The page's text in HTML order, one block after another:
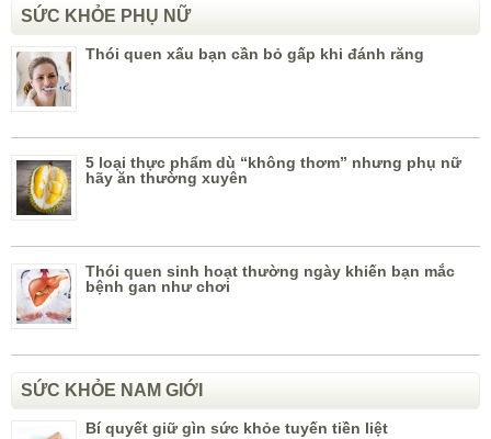
SỨC KHỎE PHỤ NỮ
Thói quen xấu bạn cần bỏ gấp khi đánh răng
5 loại thực phẩm dù “không thơm” nhưng phụ nữ
hãy ăn thường xuyên
Thói quen sinh hoạt thường ngày khiến bạn mắc
bệnh gan như chơi
SỨC KHỎE NAM GIỚI
Bí quyết giữ gìn sức khỏe tuyến tiền liệt